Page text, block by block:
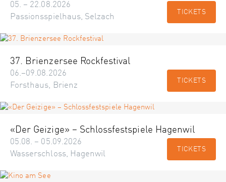
05. – 22.08.2026
Passionsspielhaus, Selzach
TICKETS
37. Brienzersee Rockfestival
06.–09.08.2026
Forsthaus, Brienz
TICKETS
«Der Geizige» – Schlossfestspiele Hagenwil
05.08. – 05.09.2026
Wasserschloss, Hagenwil
TICKETS